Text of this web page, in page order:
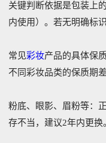
关键判断依据是包装上
内使用）。若无明确标
常见彩妆产品的具体保
不同彩妆品类的保质期
粉底、‌眼影、‌眉粉等‌：
存不当，建议2年内更换